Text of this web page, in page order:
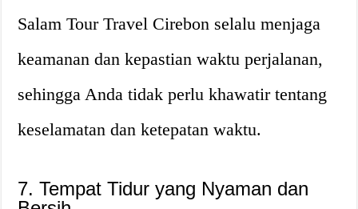
Salam Tour Travel Cirebon selalu menjaga
keamanan dan kepastian waktu perjalanan,
sehingga Anda tidak perlu khawatir tentang
keselamatan dan ketepatan waktu.
7. Tempat Tidur yang Nyaman dan